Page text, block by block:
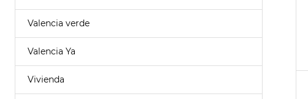
Valencia verde
Valencia Ya
Vivienda